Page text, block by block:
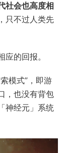
社会也高度相
只不过人类先
的回报。
模式”，即游
，也没有背包
神经元」系统